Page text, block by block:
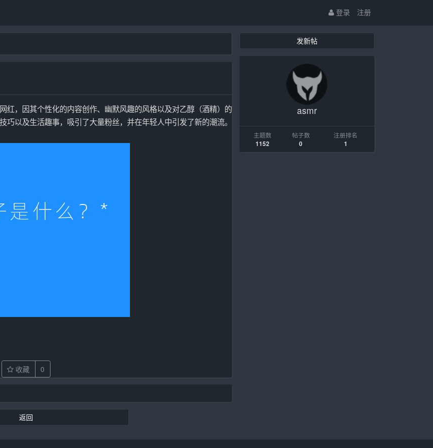
登录 注册
红，因其个性化的内容创作、幽默风趣的风格以及对乙醇（酒精）的
以及生活趣事，吸引了大量粉丝，并在年轻人中引发了新的潮流。
收藏 0
返回
发新帖
asmr
主题数
1152
帖子数
0
注册排名
1